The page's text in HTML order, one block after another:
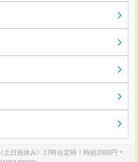
《土日祝休み》17時台定時！時給2000円＊